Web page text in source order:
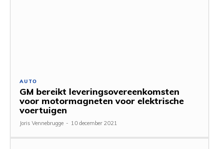
AUTO
GM bereikt leveringsovereenkomsten
voor motormagneten voor elektrische
voertuigen
Joris Vennebrugge - 10 december 2021